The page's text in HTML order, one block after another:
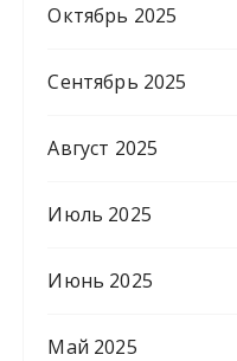
Октябрь 2025
Сентябрь 2025
Август 2025
Июль 2025
Июнь 2025
Май 2025